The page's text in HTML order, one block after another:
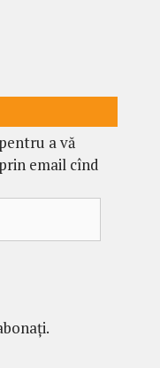
a vă
email cînd